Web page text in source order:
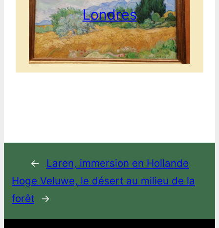
Londres
←
Laren, immersion en Hollande
Hoge Veluwe, le désert au milieu de la
forêt →